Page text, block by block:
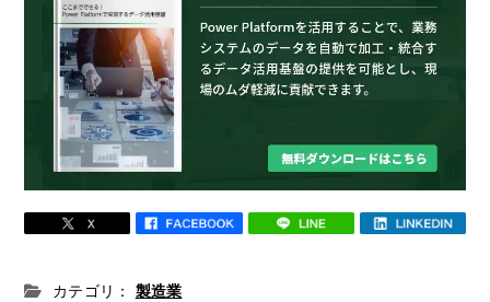
カテゴリ：
製造業